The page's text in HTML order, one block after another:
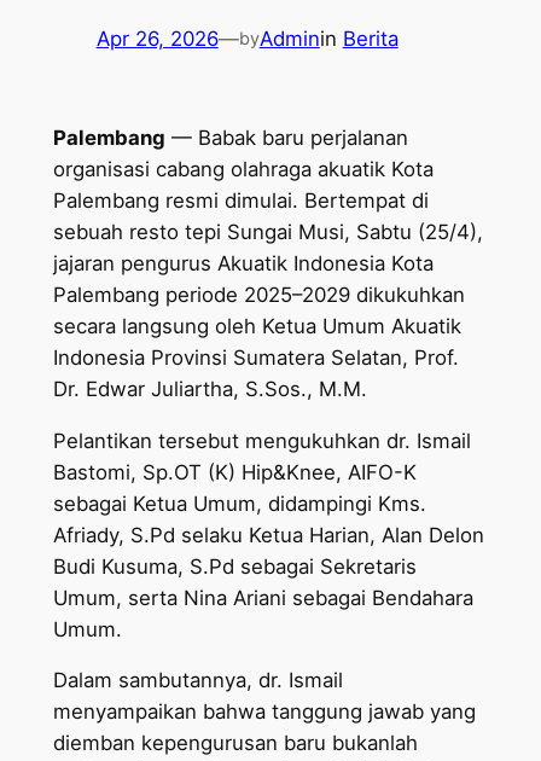
Apr 26, 2026—byAdminin Berita
Palembang — Babak baru perjalanan
organisasi cabang olahraga akuatik Kota
Palembang resmi dimulai. Bertempat di
sebuah resto tepi Sungai Musi, Sabtu (25/4),
jajaran pengurus Akuatik Indonesia Kota
Palembang periode 2025–2029 dikukuhkan
secara langsung oleh Ketua Umum Akuatik
Indonesia Provinsi Sumatera Selatan, Prof.
Dr. Edwar Juliartha, S.Sos., M.M.
Pelantikan tersebut mengukuhkan dr. Ismail
Bastomi, Sp.OT (K) Hip&Knee, AIFO-K
sebagai Ketua Umum, didampingi Kms.
Afriady, S.Pd selaku Ketua Harian, Alan Delon
Budi Kusuma, S.Pd sebagai Sekretaris
Umum, serta Nina Ariani sebagai Bendahara
Umum.
Dalam sambutannya, dr. Ismail
menyampaikan bahwa tanggung jawab yang
diemban kepengurusan baru bukanlah